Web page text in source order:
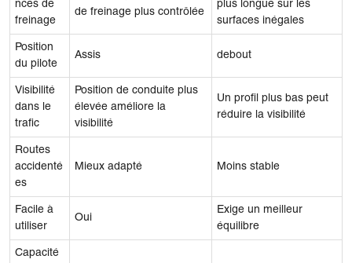
nces de
freinage
de freinage plus contrôlée
plus longue sur les
surfaces inégales
Position
du pilote
Assis debout
Visibilité
dans le
trafic
Position de conduite plus
élevée améliore la
visibilité
Un profil plus bas peut
réduire la visibilité
Routes
accidenté
es
Mieux adapté Moins stable
Facile à
utiliser
Oui
Exige un meilleur
équilibre
Capacité